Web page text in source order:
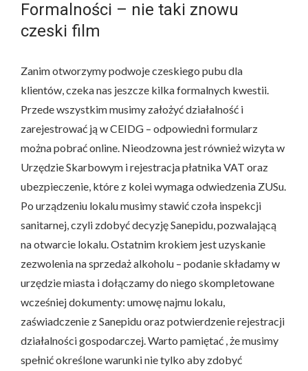
Formalności – nie taki znowu
czeski film
Zanim otworzymy podwoje czeskiego pubu dla
klientów, czeka nas jeszcze kilka formalnych kwestii.
Przede wszystkim musimy założyć działalność i
zarejestrować ją w CEIDG – odpowiedni formularz
można pobrać online. Nieodzowna jest również wizyta w
Urzędzie Skarbowym i rejestracja płatnika VAT oraz
ubezpieczenie, które z kolei wymaga odwiedzenia ZUSu.
Po urządzeniu lokalu musimy stawić czoła inspekcji
sanitarnej, czyli zdobyć decyzję Sanepidu, pozwalającą
na otwarcie lokalu. Ostatnim krokiem jest uzyskanie
zezwolenia na sprzedaż alkoholu – podanie składamy w
urzędzie miasta i dołączamy do niego skompletowane
wcześniej dokumenty: umowę najmu lokalu,
zaświadczenie z Sanepidu oraz potwierdzenie rejestracji
działalności gospodarczej. Warto pamiętać , że musimy
spełnić określone warunki nie tylko aby zdobyć